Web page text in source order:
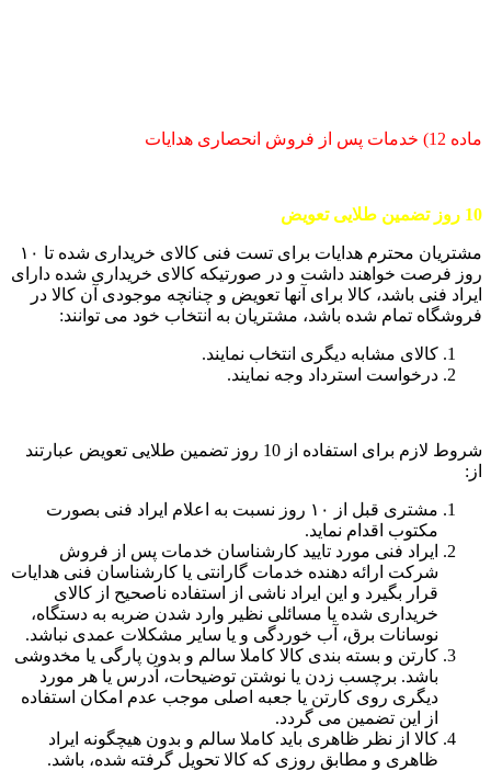
ماده 12) خدمات پس از فروش انحصاری هدایات
10 روز تضمین طلایی تعویض
مشتریان محترم هدایات برای تست فنی کالای خریداری شده تا ۱۰
روز فرصت خواهند داشت و در صورتیکه کالای خریداری شده دارای
ایراد فنی باشد، کالا برای آنها تعویض و چنانچه موجودی آن کالا در
فروشگاه تمام شده باشد، مشتریان به انتخاب خود می توانند:
کالای مشابه دیگری انتخاب نمایند.
درخواست استرداد وجه نمایند.
شروط لازم برای استفاده از 10 روز تضمین طلایی تعویض عبارتند
از:
مشتری قبل از ۱۰ روز نسبت به اعلام ایراد فنی بصورت
مکتوب اقدام نماید.
ایراد فنی مورد تایید کارشناسان خدمات پس از فروش
شرکت ارائه دهنده خدمات گارانتی یا کارشناسان فنی هدایات
قرار بگیرد و این ایراد ناشی از استفاده ناصحیح از کالای
خریداری شده یا مسائلی نظیر وارد شدن ضربه به دستگاه،
نوسانات برق، آب خوردگی و یا سایر مشکلات عمدی نباشد.
کارتن و بسته بندی کالا کاملا سالم و بدون پارگی یا مخدوشی
باشد. برچسب زدن یا نوشتن توضیحات، آدرس یا هر مورد
دیگری روی کارتن یا جعبه اصلی موجب عدم امکان استفاده
از این تضمین می گردد.
کالا از نظر ظاهری باید کاملا سالم و بدون هیچگونه ایراد
ظاهری و مطابق روزی که کالا تحویل گرفته شده، باشد.